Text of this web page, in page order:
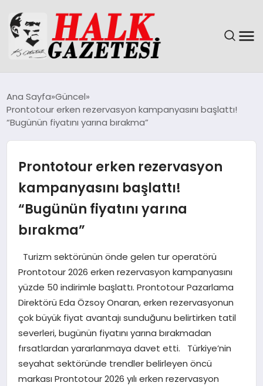
DÜNYA
MAGAZIN
SIYASET
SPOR
TEKNOLOJI
YAŞAM
Ana Sayfa Güncel
Prontotour erken rezervasyon kampanyasını başlattı!
“Bugünün fiyatını yarına bırakma”
Prontotour erken rezervasyon
kampanyasını başlattı!
“Bugünün fiyatını yarına
bırakma”
Turizm sektörünün önde gelen tur operatörü
Prontotour 2026 erken rezervasyon kampanyasını
yüzde 50 indirimle başlattı. Prontotour Pazarlama
Direktörü Eda Özsoy Onaran, erken rezervasyonun
çok büyük fiyat avantajı sunduğunu belirtirken tatil
severleri, bugünün fiyatını yarına bırakmadan
fırsatlardan yararlanmaya davet etti. Türkiye’nin
seyahat sektöründe trendler belirleyen öncü
markası Prontotour 2026 yılı erken rezervasyon